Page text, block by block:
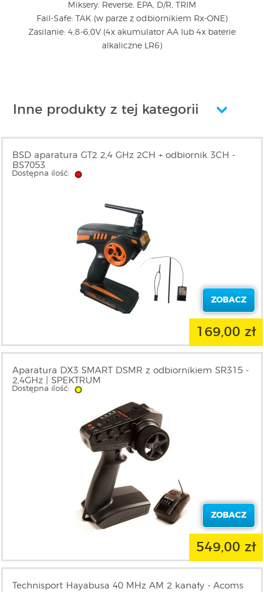
Miksery: Reverse, EPA, D/R, TRIM
Fail-Safe: TAK (w parze z odbiornikiem Rx-ONE)
Zasilanie: 4,8-6,0V (4x akumulator AA lub 4x baterie
alkaliczne LR6)
Inne produkty z tej kategorii
BSD aparatura GT2 2,4 GHz 2CH + odbiornik 3CH -
BS7053
Dostępna ilość:
ZOBACZ
169,00 zł
Aparatura DX3 SMART DSMR z odbiornikiem SR315 -
2,4GHz | SPEKTRUM
Dostępna ilość:
ZOBACZ
549,00 zł
Technisport Hayabusa 40 MHz AM 2 kanały - Acoms